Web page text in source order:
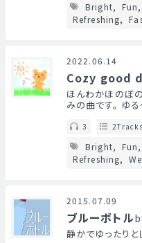
Bright Fun
Refreshing
2022.06.14
Cozy good
ほんわかほのぼ
みの曲です。 ゆ
3 2Tracks
Bright Fun
Refreshing
2015.07.09
ブルーボトル
静かでゆったりと